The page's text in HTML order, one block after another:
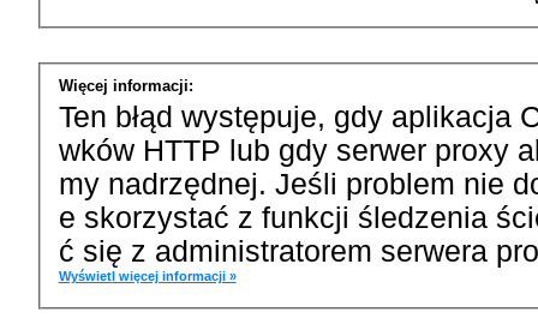
Więcej informacji:
Ten błąd występuje, gdy aplikacja
wków HTTP lub gdy serwer proxy
my nadrzędnej. Jeśli problem nie
e skorzystać z funkcji śledzenia
ć się z administratorem serwera
Wyświetl więcej informacji »